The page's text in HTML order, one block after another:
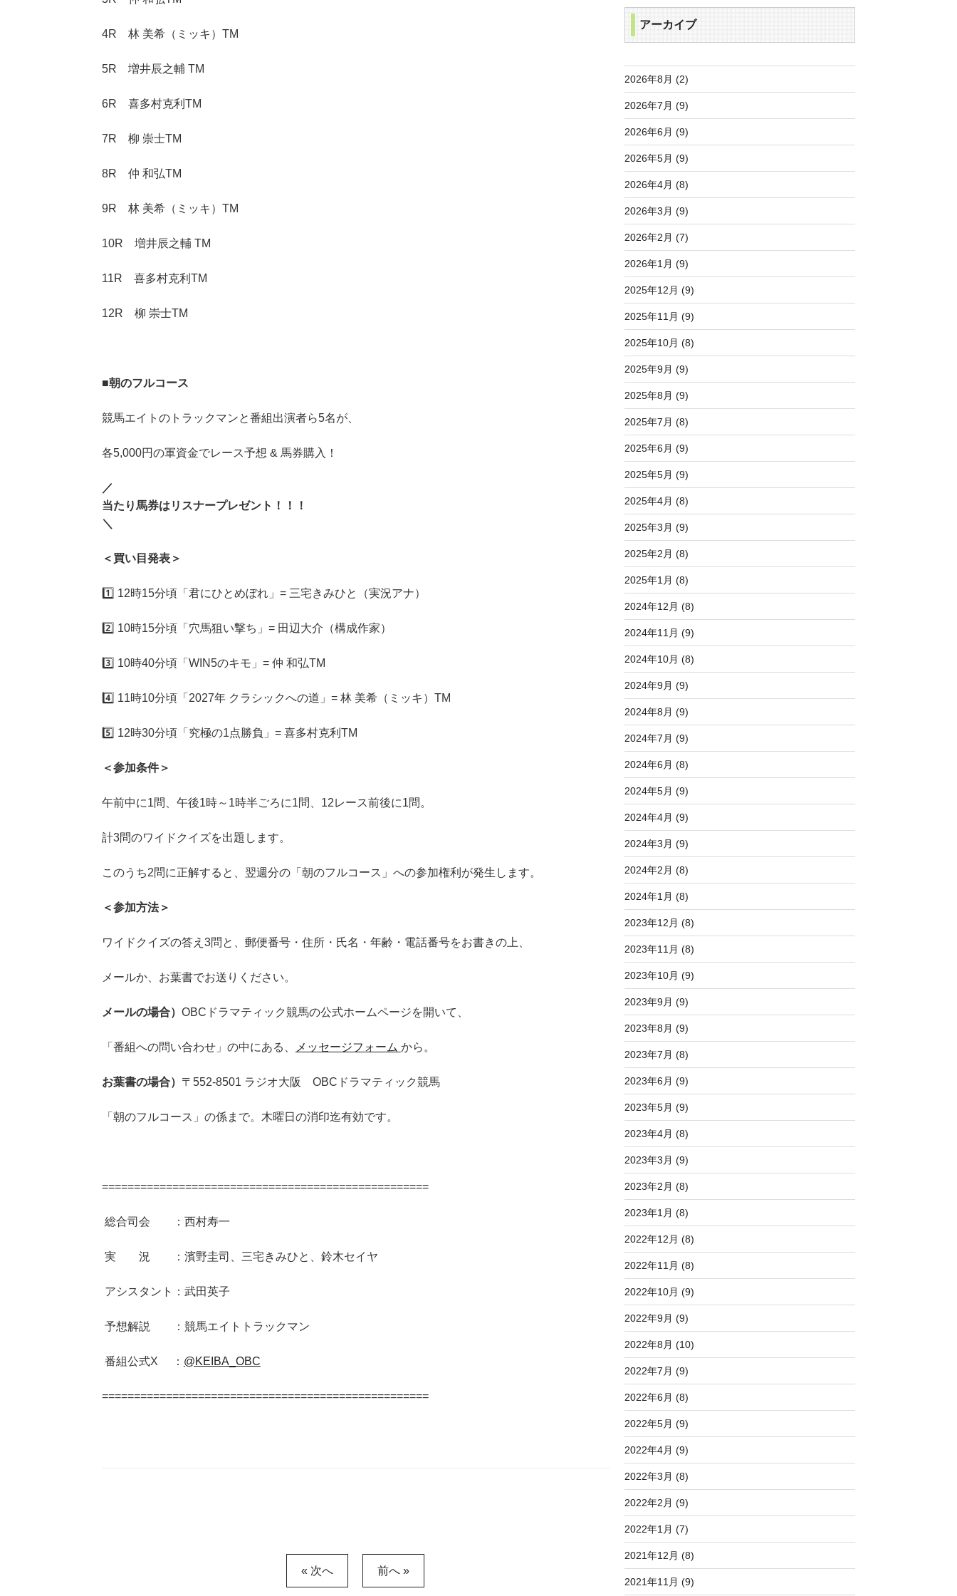
4R 林 美希（ミッキ）TM
5R 増井辰之輔 TM
6R 喜多村克利TM
7R 柳 崇士TM
8R 仲 和弘TM
9R 林 美希（ミッキ）TM
10R 増井辰之輔 TM
11R 喜多村克利TM
12R 柳 崇士TM
■朝のフルコース
競馬エイトのトラックマンと番組出演者ら5名が、
各5,000円の軍資金でレース予想 & 馬券購入！
／
当たり馬券はリスナープレゼント！！！
＼
＜買い目発表＞
1️⃣ 12時15分頃「君にひとめぼれ」= 三宅きみひと（実況アナ）
2️⃣ 10時15分頃「穴馬狙い撃ち」= 田辺大介（構成作家）
3️⃣ 10時40分頃「WIN5のキモ」= 仲 和弘TM
4️⃣ 11時10分頃「2027年 クラシックへの道」= 林 美希（ミッキ）TM
5️⃣ 12時30分頃「究極の1点勝負」= 喜多村克利TM
＜参加条件＞
午前中に1問、午後1時～1時半ごろに1問、12レース前後に1問。
計3問のワイドクイズを出題します。
このうち2問に正解すると、翌週分の「朝のフルコース」への参加権利が発生します。
＜参加方法＞
ワイドクイズの答え3問と、郵便番号・住所・氏名・年齢・電話番号をお書きの上、
メールか、お葉書でお送りください。
メールの場合） OBCドラマティック競馬の公式ホームページを開いて、
「番組への問い合わせ」の中にある、 メッセージフォーム から。
お葉書の場合） 〒552-8501 ラジオ大阪 OBCドラマティック競馬
「朝のフルコース」の係まで。木曜日の消印迄有効です。
===================================================
総合司会 ：西村寿一
実 況 ：濱野圭司、三宅きみひと、鈴木セイヤ
アシスタント：武田英子
予想解説 ：競馬エイトトラックマン
番組公式X ： @KEIBA_OBC
===================================================
« 次へ 前へ »
アーカイブ
2026年8月 (2)
2026年7月 (9)
2026年6月 (9)
2026年5月 (9)
2026年4月 (8)
2026年3月 (9)
2026年2月 (7)
2026年1月 (9)
2025年12月 (9)
2025年11月 (9)
2025年10月 (8)
2025年9月 (9)
2025年8月 (9)
2025年7月 (8)
2025年6月 (9)
2025年5月 (9)
2025年4月 (8)
2025年3月 (9)
2025年2月 (8)
2025年1月 (8)
2024年12月 (8)
2024年11月 (9)
2024年10月 (8)
2024年9月 (9)
2024年8月 (9)
2024年7月 (9)
2024年6月 (8)
2024年5月 (9)
2024年4月 (9)
2024年3月 (9)
2024年2月 (8)
2024年1月 (8)
2023年12月 (8)
2023年11月 (8)
2023年10月 (9)
2023年9月 (9)
2023年8月 (9)
2023年7月 (8)
2023年6月 (9)
2023年5月 (9)
2023年4月 (8)
2023年3月 (9)
2023年2月 (8)
2023年1月 (8)
2022年12月 (8)
2022年11月 (8)
2022年10月 (9)
2022年9月 (9)
2022年8月 (10)
2022年7月 (9)
2022年6月 (8)
2022年5月 (9)
2022年4月 (9)
2022年3月 (8)
2022年2月 (9)
2022年1月 (7)
2021年12月 (8)
2021年11月 (9)